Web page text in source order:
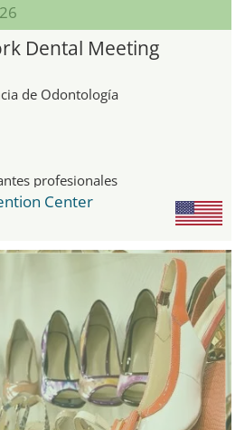
Dental Meeting
de Odontología
profesionales
Center